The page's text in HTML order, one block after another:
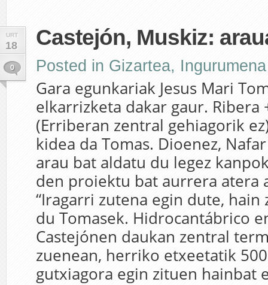
URT
18
0
Castejón, Muskiz:
Posted in Gizartea, Ingurumena
Gara egunkariak Jesus Mari
elkarrizketa dakar gaur. Ribera
(Erriberan zentral gehiagorik
kidea da Tomas. Dioenez,
arau bat aldatu du legez
den proiektu bat aurrera atera
“Iragarri zutena egin dute, hain
du Tomasek. Hidrocantábrico
Castejónen daukan zentral
zuenean, herriko etxeetatik
gutxiagora egin zituen hainbat